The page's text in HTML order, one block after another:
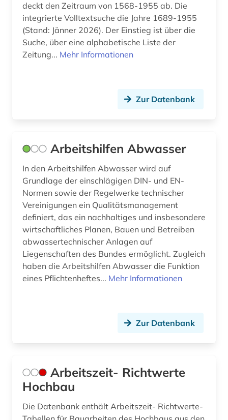
digitalisierte literatur (1)
digitalisierung (1)
din 1045 (1)
din-norm (4)
discovery service (1)
discovery system (1)
dissertation (3)
dokument (1)
dokumentenserver (1)
e-tutorial (1)
edward sylvester morse (1)
deckt den Zeitraum von 1568-1955 ab. Die
integrierte Volltextsuche die Jahre 1689-1955
(Stand: Jänner 2026). Der Einstieg ist über die
Suche, über eine alphabetische Liste der
Zeitung... Mehr Informationen
Zur Datenbank
Arbeitshilfen Abwasser
In den Arbeitshilfen Abwasser wird auf
Grundlage der einschlägigen DIN- und EN-
Normen sowie der Regelwerke technischer
Vereinigungen ein Qualitätsmanagement
definiert, das ein nachhaltiges und insbesondere
wirtschaftliches Planen, Bauen und Betreiben
abwassertechnischer Anlagen auf
Liegenschaften des Bundes ermöglicht. Zugleich
haben die Arbeitshilfen Abwasser die Funktion
eines Pflichtenheftes... Mehr Informationen
Zur Datenbank
Arbeitszeit- Richtwerte
Hochbau
Die Datenbank enthält Arbeitszeit- Richtwerte-